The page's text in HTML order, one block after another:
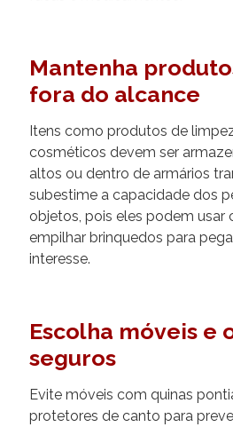
Mantenha
fora do alcance
Itens como produtos de
cosméticos devem ser
altos ou dentro de armários
subestime a capacidade dos
objetos, pois eles podem usar
empilhar brinquedos para
interesse.
Escolha móveis e
seguros
Evite móveis com quinas
protetores de canto para